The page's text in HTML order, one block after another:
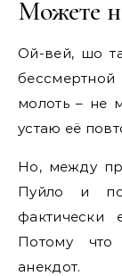
Можете
Ой-вей, шо
молоть – не
устаю её
Но, между
Пуйло и
фактически
Потому
анекдот.